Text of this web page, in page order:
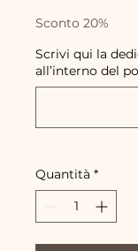
Sconto 20%
Scrivi qui la
all’interno del
Quantità *